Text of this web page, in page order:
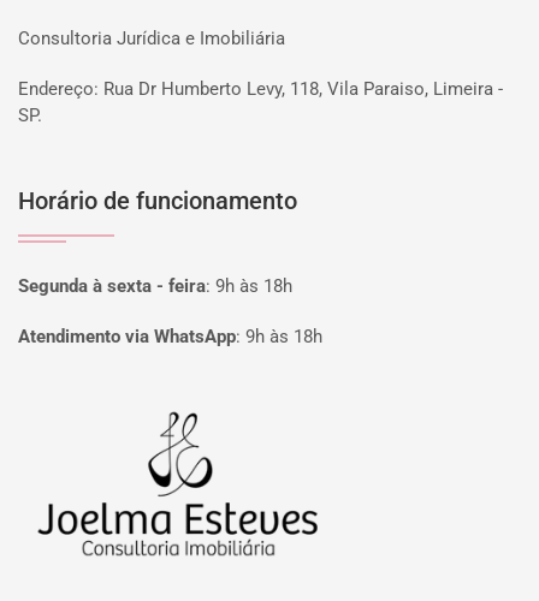
Consultoria Jurídica e Imobiliária
Endereço: Rua Dr Humberto Levy, 118, Vila Paraiso, Limeira -
SP.
Horário de funcionamento
Segunda à sexta - feira: 9h às 18h
Atendimento via WhatsApp: 9h às 18h